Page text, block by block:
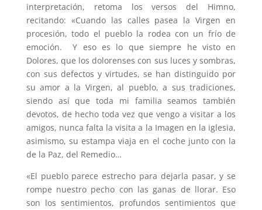
interpretación, retoma los versos del Himno,
recitando: «Cuando las calles pasea la Virgen en
procesión, todo el pueblo la rodea con un frío de
emoción. Y eso es lo que siempre he visto en
Dolores, que los dolorenses con sus luces y sombras,
con sus defectos y virtudes, se han distinguido por
su amor a la Virgen, al pueblo, a sus tradiciones,
siendo así­ que toda mi familia seamos también
devotos, de hecho toda vez que vengo a visitar a los
amigos, nunca falta la visita a la Imagen en la iglesia,
asimismo, su estampa viaja en el coche junto con la
de la Paz, del Remedio…
«El pueblo parece estrecho para dejarla pasar, y se
rompe nuestro pecho con las ganas de llorar. Eso
son los sentimientos, profundos sentimientos que